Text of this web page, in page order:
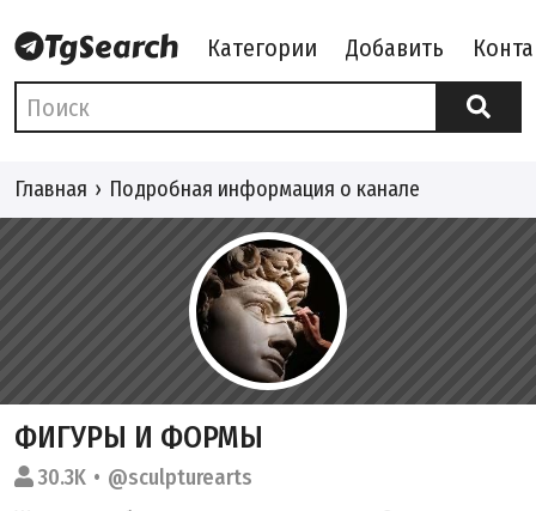
Категории Добавить
Главная Подробная информация о канале
ФИГУРЫ И ФОРМЫ
30.3K
@sculpturearts